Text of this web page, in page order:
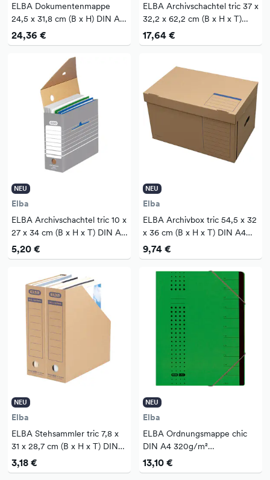
ELBA Dokumentenmappe
24,5 x 31,8 cm (B x H) DIN A4
80 Bl. (80 g/m²) 10mm
Hartpappe, recycelt schwarz
24,36 €
ELBA Archivschachtel tric 37 x
32,2 x 62,2 cm (B x H x T)
DIN A4 mit Archivdruck
Wellpappe grau/weiß
17,64 €
NEU
Elba
ELBA Archivschachtel tric 10 x
27 x 34 cm (B x H x T) DIN A4
mit Archivdruck Wellpappe
grau/weiß
5,20 €
NEU
Elba
ELBA Archivbox tric 54,5 x 32
x 36 cm (B x H x T) DIN A4
mit Archivdruck Wellpappe
naturbraun
9,74 €
NEU
Elba
ELBA Stehsammler tric 7,8 x
31 x 28,7 cm (B x H x T) DIN
A4 Werkstoff: Wellpappe
naturbraun
3,18 €
NEU
Elba
ELBA Ordnungsmappe chic
DIN A4 320g/m²
Intensivkarton, recycelt Farbe:
grün 12 Fächer
13,10 €